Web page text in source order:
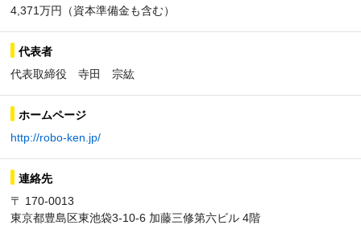
4,371万円（資本準備金も含む）
代表者
代表取締役 寺田 宗紘
ホームページ
http://robo-ken.jp/
連絡先
〒 170-0013
東京都豊島区東池袋3-10-6 加藤三修第六ビル 4階